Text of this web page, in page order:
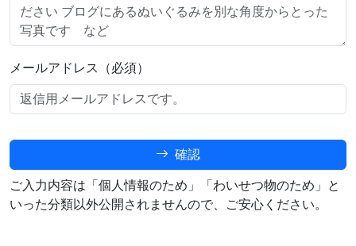
メールアドレス（必須）
確認
ご入力内容は「個人情報のため」「わいせつ物のため」と
いった分類以外公開されませんので、ご安心ください。